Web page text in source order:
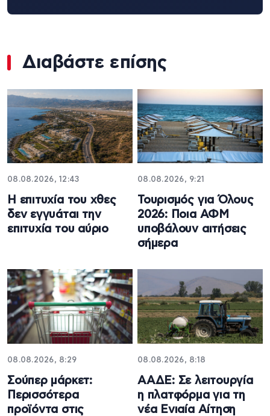
Διαβάστε επίσης
08.08.2026, 12:43
Η επιτυχία του χθες
δεν εγγυάται την
επιτυχία του αύριο
08.08.2026, 9:21
Τουρισμός για Όλους
2026: Ποια ΑΦΜ
υποβάλουν αιτήσεις
σήμερα
08.08.2026, 8:29
Σούπερ μάρκετ:
Περισσότερα
προϊόντα στις
08.08.2026, 8:18
ΑΑΔΕ: Σε λειτουργία
η πλατφόρμα για τη
νέα Ενιαία Αίτηση